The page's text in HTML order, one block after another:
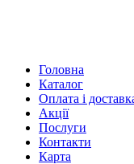
Головна
Каталог
Оплата і
Акції
Послуги
Контакти
Карта